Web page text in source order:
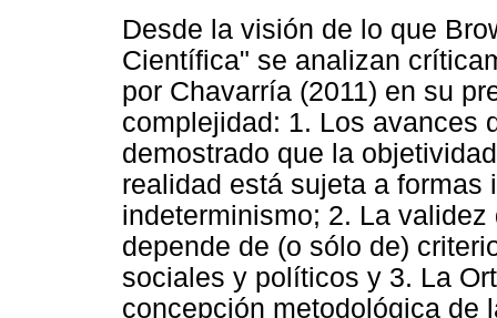
Desde la visión de lo que
Científica" se analizan
por Chavarría (2011) en su
complejidad: 1. Los avances
demostrado que la
realidad está sujeta a formas
indeterminismo; 2. La
depende de (o sólo de)
sociales y políticos y 3. La
concepción metodológica de